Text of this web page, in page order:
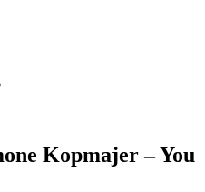
Kopmajer – You